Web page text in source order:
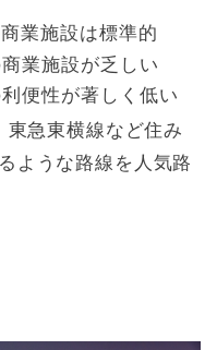
業施設は標準的
業施設が乏しい
便性が著しく低い
急東横線など住み
ような路線を人気路